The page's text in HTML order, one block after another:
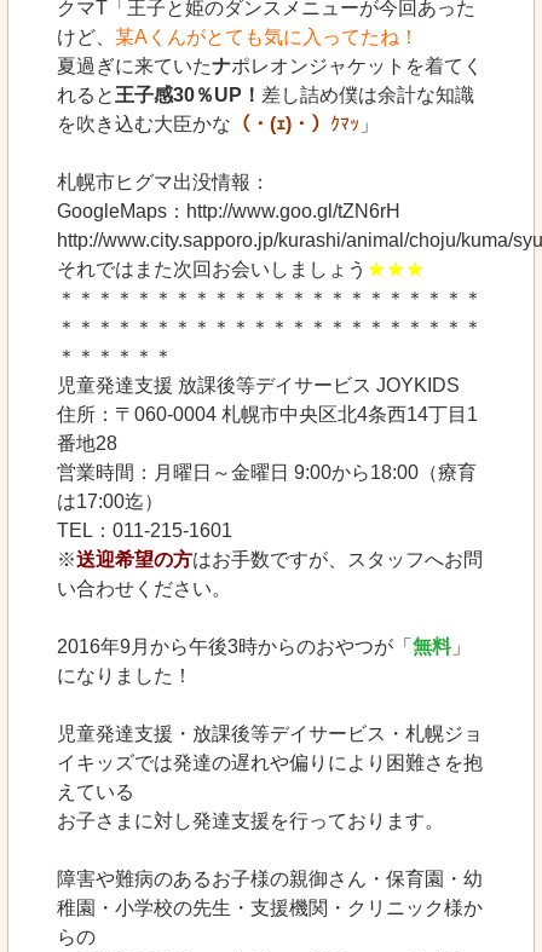
クマT「王子と姫のダンスメニューが今回あった
けど、 某Aくんがとても気に入ってたね！
夏過ぎに来ていたナポレオンジャケットを着てく
れると 王子感30％UP！ 差し詰め僕は余計な知識
を吹き込む大臣かな （・(ｪ)・） ｸﾏｯ 」
札幌市ヒグマ出没情報：
GoogleMaps：http://www.goo.gl/tZN6rH
http://www.city.sapporo.jp/kurashi/animal/choju/kuma/
それではまた次回お会いしましょう ★★★
＊＊＊＊＊＊＊＊＊＊＊＊＊＊＊＊＊＊＊＊＊＊
＊＊＊＊＊＊＊＊＊＊＊＊＊＊＊＊＊＊＊＊＊＊
＊＊＊＊＊＊
児童発達支援 放課後等デイサービス JOYKIDS
住所：〒060-0004 札幌市中央区北4条西14丁目1
番地28
営業時間：月曜日～金曜日 9:00から18:00（療育
は17:00迄）
TEL：011-215-1601
※送迎希望の方はお手数ですが、スタッフへお問
い合わせください。
2016年9月から午後3時からのおやつが「 無料」
になりました！
児童発達支援・放課後等デイサービス・札幌ジョ
イキッズでは発達の遅れや偏りにより困難さを抱
えている
お子さまに対し発達支援を行っております。
障害や難病のあるお子様の親御さん・保育園・幼
稚園・小学校の先生・支援機関・クリニック様か
らの